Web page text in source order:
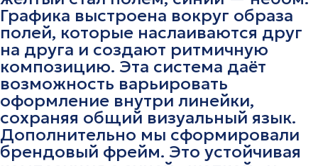
Графика выстроена вокруг образа
полей, которые наслаиваются друг
на друга и создают ритмичную
композицию. Эта система даёт
возможность варьировать
оформление внутри линейки,
сохраняя общий визуальный язык.
Дополнительно мы сформировали
брендовый фрейм. Это устойчивая